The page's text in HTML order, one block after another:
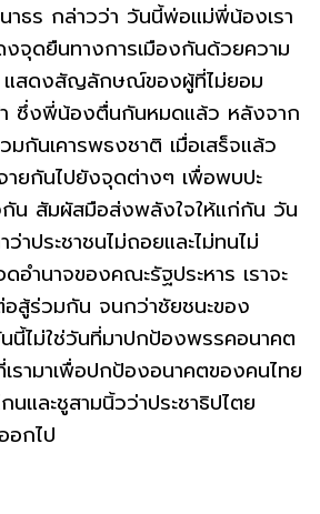
าวว่า วันนี้พ่อแม่พี่น้องเรา
จุดยืนทางการเมืองกันด้วยความ
สดงสัญลักษณ์ของผู้ที่ไม่ยอม
ซึ่งพี่น้องตื่นกันหมดแล้ว หลังจาก
มกันเคารพธงชาติ เมื่อเสร็จแล้ว
ายกันไปยังจุดต่างๆ เพื่อพบปะ
กัน สัมผัสมือส่งพลังใจให้แก่กัน วัน
ว่าประชาชนไม่ถอยและไม่ทนไม่
อำนาจของคณะรัฐประหาร เราจะ
สู้ร่วมกัน จนกว่าชัยชนะของ
นี้ไม่ใช่วันที่มาปกป้องพรรคอนาคต
รามาเพื่อปกป้องอนาคตของคนไทย
และชูสามนิ้วว่าประชาธิปไตย
อกไป